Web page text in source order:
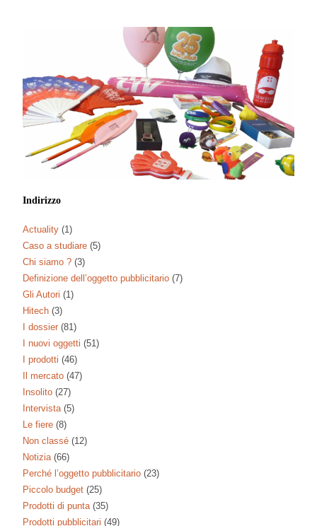
Indirizzo
Actuality (1)
Caso a studiare (5)
Chi siamo ? (3)
Definizione dell’oggetto pubblicitario (7)
Gli Autori (1)
Hitech (3)
I dossier (81)
I nuovi oggetti (51)
I prodotti (46)
Il mercato (47)
Insolito (27)
Intervista (5)
Le fiere (8)
Non classé (12)
Notizia (66)
Perché l’oggetto pubblicitario (23)
Piccolo budget (25)
Prodotti di punta (35)
Prodotti pubblicitari (49)